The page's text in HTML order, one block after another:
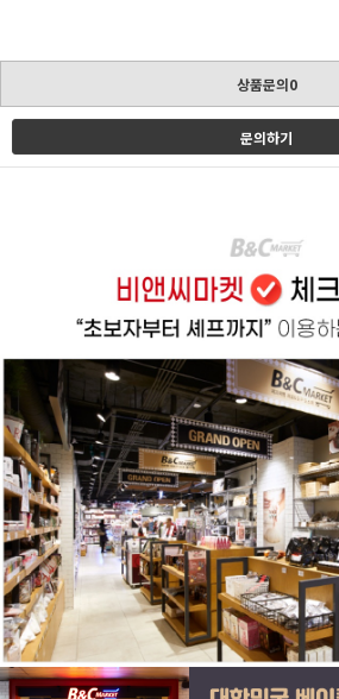
상품문의0
문의하기